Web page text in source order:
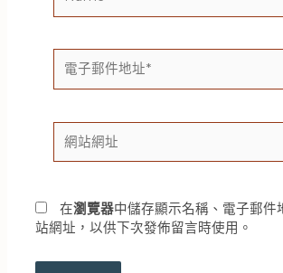
子
郵
地
址
站
在瀏覽器中儲存顯示名稱、電子郵件
站網址，以供下次發佈留言時使用。